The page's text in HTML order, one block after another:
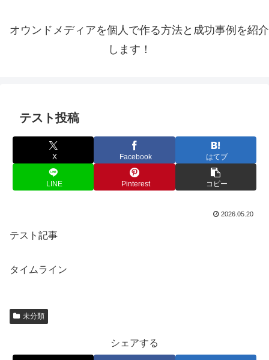
オウンドメディアを個人で作る方法と成功事例を紹介
します！
テスト投稿
X Facebook はてブ
LINE Pinterest コピー
2026.05.20
テスト記事
タイムライン
未分類
シェアする